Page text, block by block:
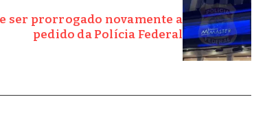
ser prorrogado novamente a
pedido da Polícia Federal